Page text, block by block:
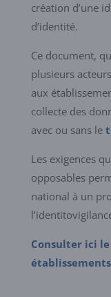
création d’une
d’identité.
Ce document,
plusieurs
aux
collecte des
avec ou sans le
Les exigences
opposables
national à un
Consulter ici
établissements